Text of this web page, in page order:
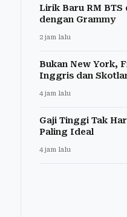
Lirik Baru RM BTS
dengan Grammy
2 jam lalu
Bukan New York,
Inggris dan
4 jam lalu
Gaji Tinggi Tak
Paling Ideal
4 jam lalu